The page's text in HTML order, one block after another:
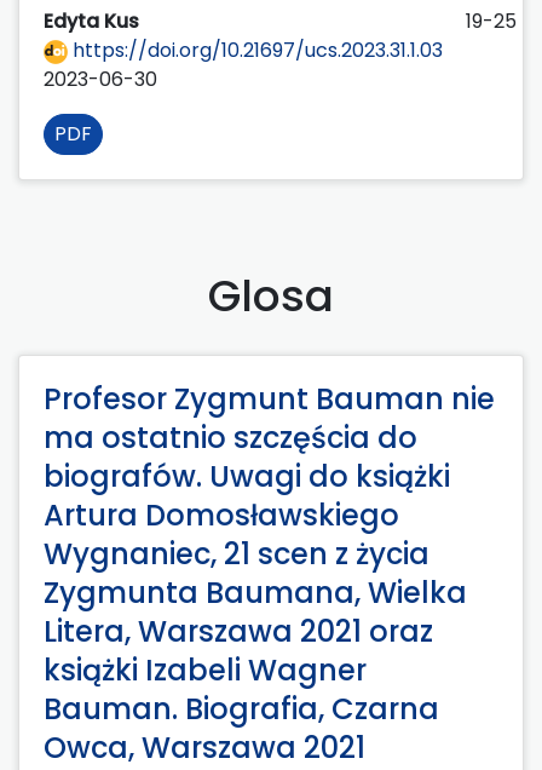
Edyta Kus
19-25
https://doi.org/10.21697/ucs.2023.31.1.03
2023-06-30
PDF
Glosa
Profesor Zygmunt Bauman nie
ma ostatnio szczęścia do
biografów. Uwagi do książki
Artura Domosławskiego
Wygnaniec, 21 scen z życia
Zygmunta Baumana, Wielka
Litera, Warszawa 2021 oraz
książki Izabeli Wagner
Bauman. Biografia, Czarna
Owca, Warszawa 2021